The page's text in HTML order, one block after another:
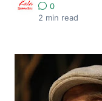
0
2 min read